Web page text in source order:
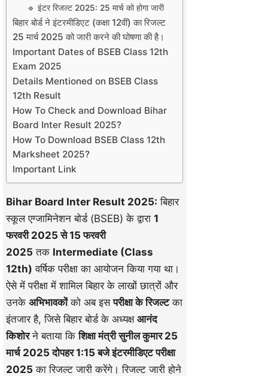
🔹 इंटर रिजल्ट 2025: 25 मार्च को होगा जारी
बिहार बोर्ड ने इंटरमीडिएट (कक्षा 12वीं) का रिजल्ट
25 मार्च 2025 को जारी करने की घोषणा की है।
Important Dates of BSEB Class 12th
Exam 2025
Details Mentioned on BSEB Class
12th Result
How To Check and Download Bihar
Board Inter Result 2025?
How To Download BSEB Class 12th
Marksheet 2025?
Important Link
Bihar Board Inter Result 2025: बिहार
स्कूल एग्जामिनेशन बोर्ड (BSEB) के द्वारा 1
फरवरी 2025 से 15 फरवरी
2025 तक Intermediate (Class
12th) वर्षिक परीक्षा का आयोजन किया गया था।
ऐसे में परीक्षा में शामिल बिहार के लाखों छात्रों और
उनके अभिभावकोंको अब इसपरीक्षा के रिजल्टका
इंतजार है, जिसे बिहार बोर्ड के अध्यक्ष आनंद
किशोरने बताया किशिक्षा मंत्री सुनील कुमार 25
मार्च 2025 दोपहर 1:15 बजे इंटरमीडिएट परीक्षा
2025 का रिजल्ट जारी करेंगे। रिजल्ट जारी होने